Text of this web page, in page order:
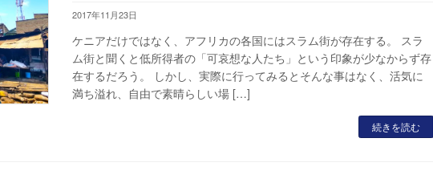
2017年11月23日
ケニアだけではなく、アフリカの各国にはスラム街が存在する。 スラ
ム街と聞くと低所得者の「可哀想な人たち」という印象が少なからず存
在するだろう。 しかし、実際に行ってみるとそんな事はなく、活気に
満ち溢れ、自由で素晴らしい場 […]
続きを読む